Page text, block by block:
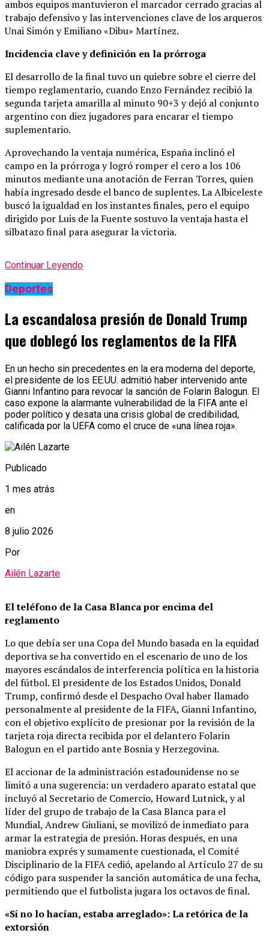
ambos equipos mantuvieron el marcador cerrado gracias al
trabajo defensivo y las intervenciones clave de los arqueros
Unai Simón y Emiliano «Dibu» Martínez.
Incidencia clave y definición en la prórroga
El desarrollo de la final tuvo un quiebre sobre el cierre del
tiempo reglamentario, cuando Enzo Fernández recibió la
segunda tarjeta amarilla al minuto 90+3 y dejó al conjunto
argentino con diez jugadores para encarar el tiempo
suplementario.
Aprovechando la ventaja numérica, España inclinó el
campo en la prórroga y logró romper el cero a los 106
minutos mediante una anotación de Ferran Torres, quien
había ingresado desde el banco de suplentes. La Albiceleste
buscó la igualdad en los instantes finales, pero el equipo
dirigido por Luis de la Fuente sostuvo la ventaja hasta el
silbatazo final para asegurar la victoria.
Continuar Leyendo
Deportes
La escandalosa presión de Donald Trump
que doblegó los reglamentos de la FIFA
En un hecho sin precedentes en la era moderna del deporte,
el presidente de los EE.UU. admitió haber intervenido ante
Gianni Infantino para revocar la sanción de Folarin Balogun. El
caso expone la alarmante vulnerabilidad de la FIFA ante el
poder político y desata una crisis global de credibilidad,
calificada por la UEFA como el cruce de «una línea roja».
Publicado
1 mes atrás
en
8 julio 2026
Por
Ailén Lazarte
El teléfono de la Casa Blanca por encima del
reglamento
Lo que debía ser una Copa del Mundo basada en la equidad
deportiva se ha convertido en el escenario de uno de los
mayores escándalos de interferencia política en la historia
del fútbol. El presidente de los Estados Unidos, Donald
Trump, confirmó desde el Despacho Oval haber llamado
personalmente al presidente de la FIFA, Gianni Infantino,
con el objetivo explícito de presionar por la revisión de la
tarjeta roja directa recibida por el delantero Folarin
Balogun en el partido ante Bosnia y Herzegovina.
El accionar de la administración estadounidense no se
limitó a una sugerencia: un verdadero aparato estatal que
incluyó al Secretario de Comercio, Howard Lutnick, y al
líder del grupo de trabajo de la Casa Blanca para el
Mundial, Andrew Giuliani, se movilizó de inmediato para
armar la estrategia de presión. Horas después, en una
maniobra exprés y sumamente cuestionada, el Comité
Disciplinario de la FIFA cedió, apelando al Artículo 27 de su
código para suspender la sanción automática de una fecha,
permitiendo que el futbolista jugara los octavos de final.
«Si no lo hacían, estaba arreglado»: La retórica de la
extorsión